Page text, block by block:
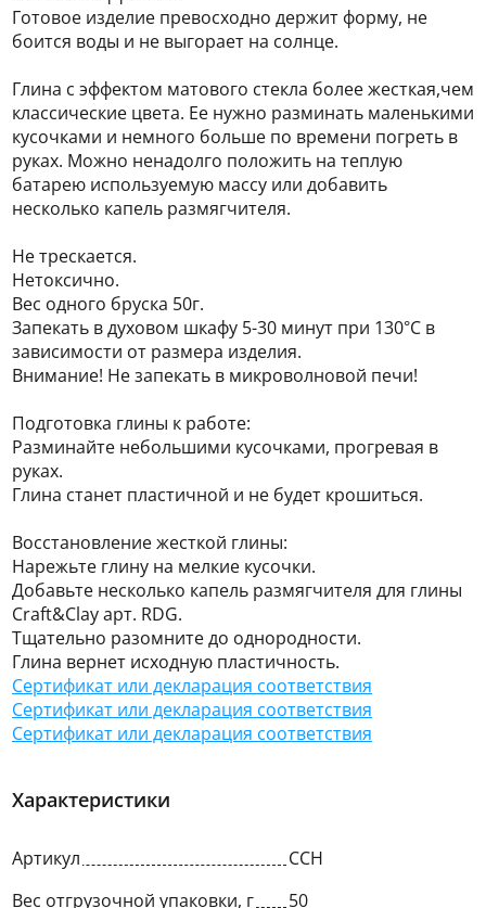
Готовое изделие превосходно держит форму, не
боится воды и не выгорает на солнце.
Глина с эффектом матового стекла более жесткая,чем
классические цвета. Ее нужно разминать маленькими
кусочками и немного больше по времени погреть в
руках. Можно ненадолго положить на теплую
батарею используемую массу или добавить
несколько капель размягчителя.
Не трескается.
Нетоксично.
Вес одного бруска 50г.
Запекать в духовом шкафу 5-30 минут при 130°C в
зависимости от размера изделия.
Внимание! Не запекать в микроволновой печи!
Подготовка глины к работе:
Разминайте небольшими кусочками, прогревая в
руках.
Глина станет пластичной и не будет крошиться.
Восстановление жесткой глины:
Нарежьте глину на мелкие кусочки.
Добавьте несколько капель размягчителя для глины
Craft&Clay арт. RDG.
Тщательно разомните до однородности.
Глина вернет исходную пластичность.
Сертификат или декларация соответствия
Сертификат или декларация соответствия
Сертификат или декларация соответствия
Характеристики
Артикул
CCH
Вес отгрузочной упаковки, г
50